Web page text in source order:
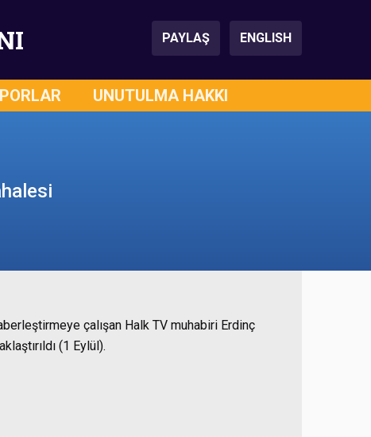
PAYLAŞ ENGLISH
UNUTULMA HAKKI
çalışan Halk TV muhabiri Erdinç
(1 Eylül).